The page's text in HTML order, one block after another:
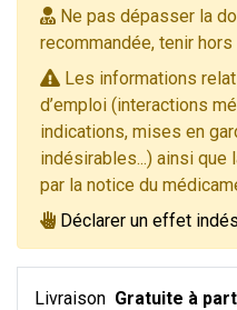
Ne pas dépasser la
recommandée, tenir
Les informations
d’emploi (interactions
indications, mises en
indésirables...) ainsi
par la notice du
Déclarer un effet
Livraison Gratuite à